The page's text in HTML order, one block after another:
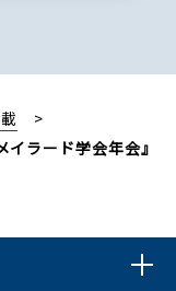
ラード学会年会』